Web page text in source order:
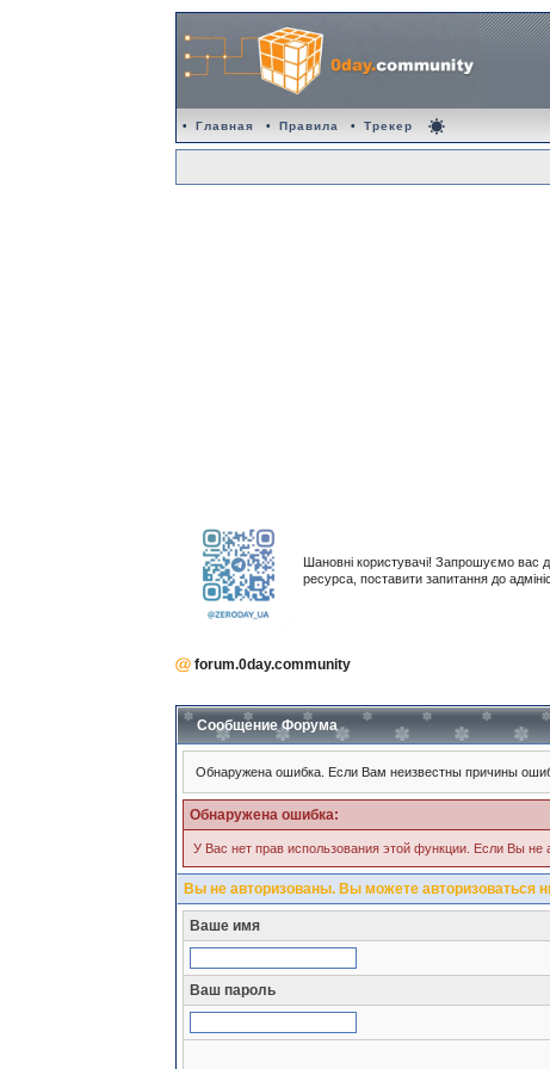
• Главная • Правила • Трекер
Шановні користувачі! Запрошуємо вас
ресурса, поставити запитання до
forum.0day.community
Сообщение Форума
Обнаружена ошибка. Если Вам неизвестны причины
Обнаружена ошибка:
У Вас нет прав использования этой функции. Если Вы не
Вы не авторизованы. Вы можете авторизоваться
Ваше имя
Ваш пароль